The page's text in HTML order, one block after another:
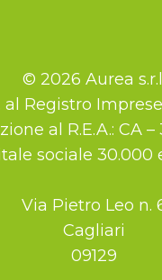
© 2026 Aurea
al Registro
al R.E.A.: CA
sociale 30.000
Via Pietro Leo n.
Cagliari
09129